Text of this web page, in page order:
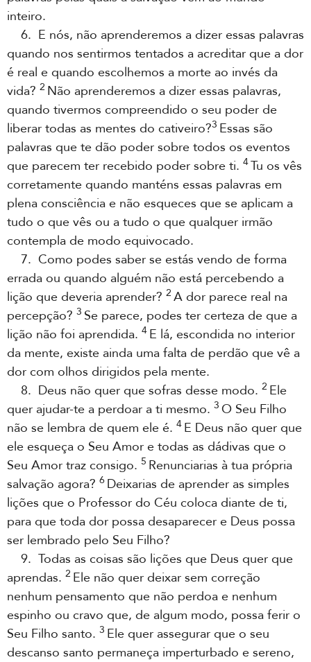
inteiro.
6. E nós, não aprenderemos a dizer essas palavras
quando nos sentirmos tentados a acreditar que a dor
é real e quando escolhemos a morte ao invés da
vida? 2 Não aprenderemos a dizer essas palavras,
quando tivermos compreendido o seu poder de
liberar todas as mentes do cativeiro?3 Essas são
palavras que te dão poder sobre todos os eventos
que parecem ter recebido poder sobre ti. 4Tu os vês
corretamente quando manténs essas palavras em
plena consciência e não esqueces que se aplicam a
tudo o que vês ou a tudo o que qualquer irmão
contempla de modo equivocado.
7. Como podes saber se estás vendo de forma
errada ou quando alguém não está percebendo a
lição que deveria aprender? 2 A dor parece real na
percepção? 3 Se parece, podes ter certeza de que a
lição não foi aprendida. 4 E lá, escondida no interior
da mente, existe ainda uma falta de perdão que vê a
dor com olhos dirigidos pela mente.
8. Deus não quer que sofras desse modo. 2 Ele
quer ajudar-te a perdoar a ti mesmo. 3 O Seu Filho
não se lembra de quem ele é. 4 E Deus não quer que
ele esqueça o Seu Amor e todas as dádivas que o
Seu Amor traz consigo. 5 Renunciarias à tua própria
salvação agora? 6 Deixarias de aprender as simples
lições que o Professor do Céu coloca diante de ti,
para que toda dor possa desaparecer e Deus possa
ser lembrado pelo Seu Filho?
9. Todas as coisas são lições que Deus quer que
aprendas. 2 Ele não quer deixar sem correção
nenhum pensamento que não perdoa e nenhum
espinho ou cravo que, de algum modo, possa ferir o
Seu Filho santo. 3 Ele quer assegurar que o seu
descanso santo permaneça imperturbado e sereno,